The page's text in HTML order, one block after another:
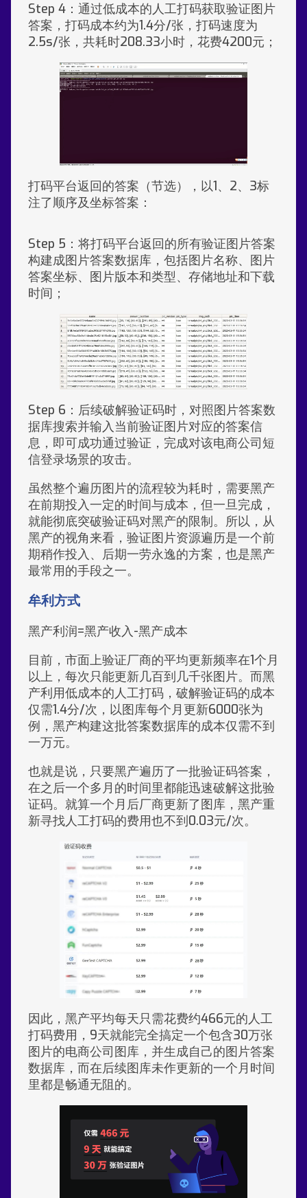
Step 4：通过低成本的人工打码获取验证图片
答案，打码成本约为1.4分/张，打码速度为
2.5s/张，共耗时208.33小时，花费4200元；
打码平台返回的答案（节选），以1、2、3标
注了顺序及坐标答案：
Step 5：将打码平台返回的所有验证图片答案
构建成图片答案数据库，包括图片名称、图片
答案坐标、图片版本和类型、存储地址和下载
时间；
Step 6：后续破解验证码时，对照图片答案数
据库搜索并输入当前验证图片对应的答案信
息，即可成功通过验证，完成对该电商公司短
信登录场景的攻击。
虽然整个遍历图片的流程较为耗时，需要黑产
在前期投入一定的时间与成本，但一旦完成，
就能彻底突破验证码对黑产的限制。所以，从
黑产的视角来看，验证图片资源遍历是一个前
期稍作投入、后期一劳永逸的方案，也是黑产
最常用的手段之一。
牟利方式
黑产利润=黑产收入-黑产成本
目前，市面上验证厂商的平均更新频率在1个月
以上，每次只能更新几百到几千张图片。而黑
产利用低成本的人工打码，破解验证码的成本
仅需1.4分/次，以图库每个月更新6000张为
例，黑产构建这批答案数据库的成本仅需不到
一万元。
也就是说，只要黑产遍历了一批验证码答案，
在之后一个多月的时间里都能迅速破解这批验
证码。就算一个月后厂商更新了图库，黑产重
新寻找人工打码的费用也不到0.03元/次。
因此，黑产平均每天只需花费约466元的人工
打码费用，9天就能完全搞定一个包含30万张
图片的电商公司图库，并生成自己的图片答案
数据库，而在后续图库未作更新的一个月时间
里都是畅通无阻的。